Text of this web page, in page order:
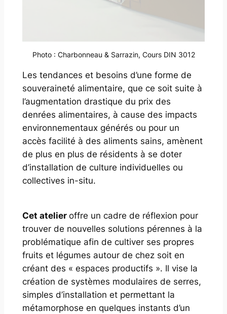
Photo : Charbonneau & Sarrazin, Cours DIN 3012
Les tendances et besoins d’une forme de
souveraineté alimentaire, que ce soit suite à
l’augmentation drastique du prix des
denrées alimentaires, à cause des impacts
environnementaux générés ou pour un
accès facilité à des aliments sains, amènent
de plus en plus de résidents à se doter
d’installation de culture individuelles ou
collectives in-situ.
Cet atelier offre un cadre de réflexion pour
trouver de nouvelles solutions pérennes à la
problématique afin de cultiver ses propres
fruits et légumes autour de chez soit en
créant des « espaces productifs ». Il vise la
création de systèmes modulaires de serres,
simples d’installation et permettant la
métamorphose en quelques instants d’un